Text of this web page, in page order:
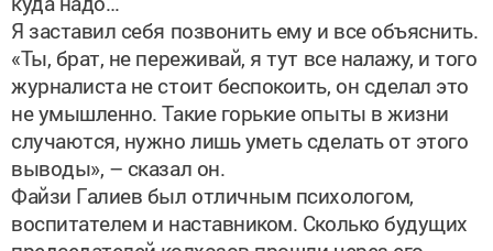
Я заставил себя позвонить ему и все объяснить.
«Ты, брат, не переживай, я тут все налажу, и того
журналиста не стоит беспокоить, он сделал это
не умышленно. Такие горькие опыты в жизни
случаются, нужно лишь уметь сделать от этого
выводы», – сказал он.
Файзи Галиев был отличным психологом,
воспитателем и наставником. Сколько будущих
председателей колхозов прошли через его